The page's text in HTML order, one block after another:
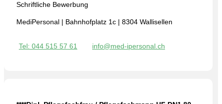
Schriftliche Bewerbung
MediPersonal | Bahnhofplatz 1c | 8304 Wallisellen
Tel: 044 515 57 61 info@med-ipersonal.ch